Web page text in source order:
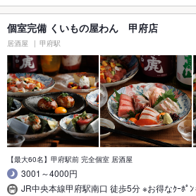
個室完備 くいもの屋わん 甲府店
居酒屋 甲府駅
【最大60名】甲府駅前 完全個室 居酒屋
3001～4000円
JR中央本線甲府駅南口 徒歩5分 ※お得なｸｰﾎﾟﾝ